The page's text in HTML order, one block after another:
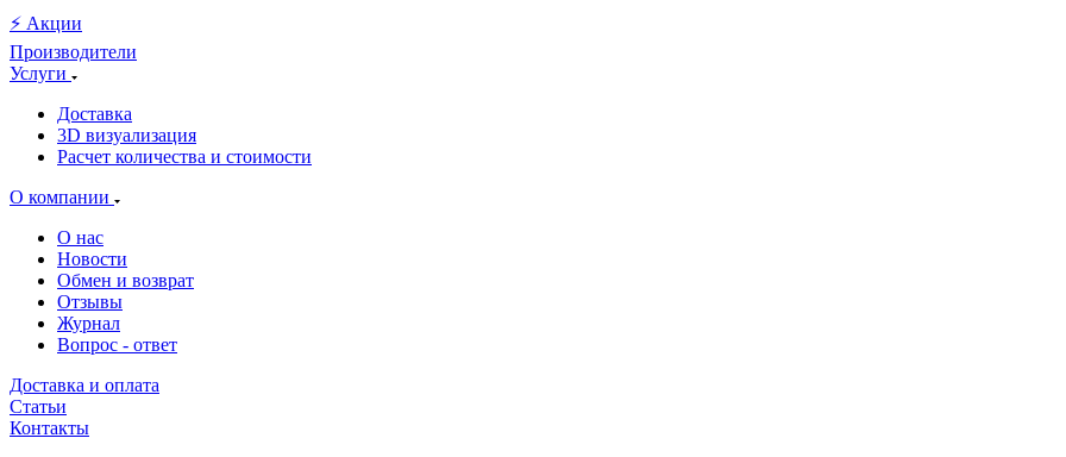
⚡️ Акции
Производители
Услуги
Доставка
3D визуализация
Расчет количества и стоимости
О компании
О нас
Новости
Обмен и возврат
Отзывы
Журнал
Вопрос - ответ
Доставка и оплата
Статьи
Контакты